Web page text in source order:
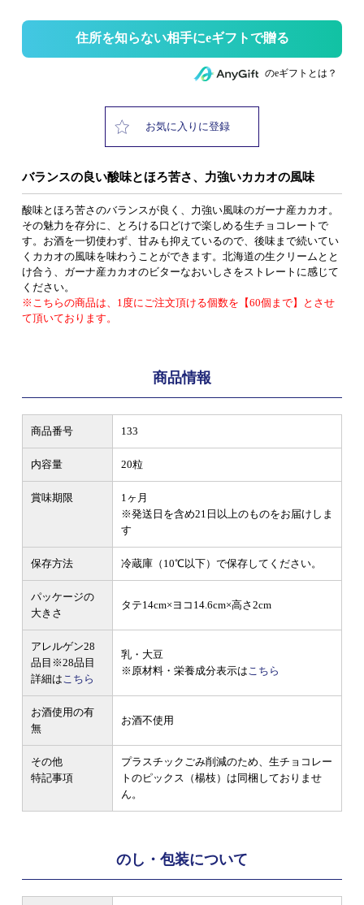
住所を知らない相手にeギフトで贈る
のeギフトとは？
お気に入りに登録
バランスの良い酸味とほろ苦さ、力強いカカオの風味
酸味とほろ苦さのバランスが良く、力強い風味のガーナ産カカオ。
その魅力を存分に、とろける口どけで楽しめる生チョコレートで
す。お酒を一切使わず、甘みも抑えているので、後味まで続いてい
くカカオの風味を味わうことができます。北海道の生クリームとと
け合う、ガーナ産カカオのビターなおいしさをストレートに感じて
ください。
※こちらの商品は、1度にご注文頂ける個数を【60個まで】とさせ
て頂いております。
商品情報
商品番号 133
内容量 20粒
賞味期限
1ヶ月
※発送日を含め21日以上のものをお届けしま
す
保存方法 冷蔵庫（10℃以下）で保存してください。
パッケージの
大きさ
タテ14cm×ヨコ14.6cm×高さ2cm
アレルゲン28
品目 ※28品目
詳細は こちら
乳・大豆
※原材料・栄養成分表示は こちら
お酒使用の有
無
お酒不使用
その他
特記事項
プラスチックごみ削減のため、生チョコレー
トのピックス（楊枝）は同梱しておりませ
ん。
のし・包装について